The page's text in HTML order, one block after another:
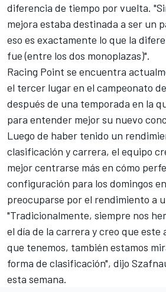
diferencia de tiempo por vuelta.
mejora estaba destinada a ser un
eso es exactamente lo que la
fue (entre los dos monoplazas)".
Racing Point se encuentra
el tercer lugar en el campeonato
después de una temporada en la
para entender mejor su nuevo
Luego de haber tenido un
clasificación y carrera, el equipo
mejor centrarse más en cómo
configuración para los domingos
preocuparse por el rendimiento a
"Tradicionalmente, siempre nos
el día de la carrera y creo que este
que tenemos, también estamos
forma de clasificación", dijo
esta semana.